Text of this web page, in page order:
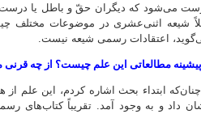
می‌شود که دیگران حقّ و باطل یا درست و
شیعه اثنی‌عشری در موضوعات مختلف
اعتقادات رسمی شیعه نیست.
پیشینه مطالعاتی این علم چیست؟ از چه قرنی
چنان‌که ابتداء بحث اشاره کردم، این علم از
داد و به وجود آمد. تقریباً کتاب‌های